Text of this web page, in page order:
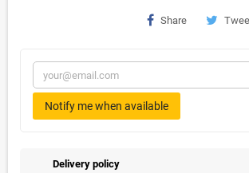
Share
Notify me when available
Delivery policy